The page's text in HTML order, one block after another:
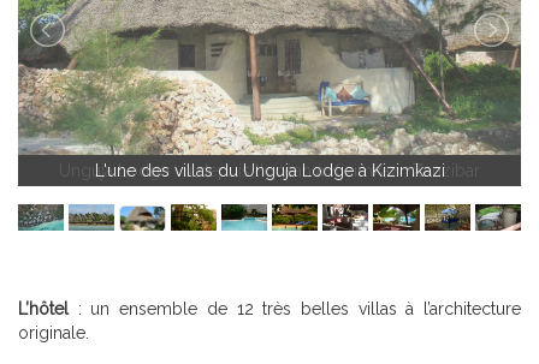
Unguja Lodge vu depuis l'océan à Kizimkazi, Zanzibar
L'une des villas du Unguja Lodge à Kizimkazi
L’hôtel : un ensemble de 12 très belles villas à l’architecture
originale.